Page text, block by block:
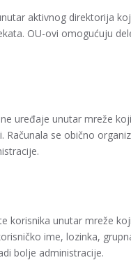
aktivnog direktorija
OU-ovi omogućuju
uređaje unutar mreže
Računala se obično
korisnika unutar mreže
ime, lozinka,
bolje administracije.